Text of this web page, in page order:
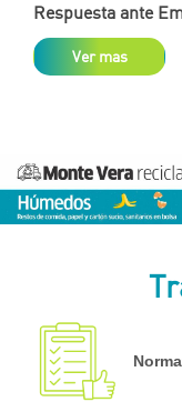
Respuesta ante
Ver mas